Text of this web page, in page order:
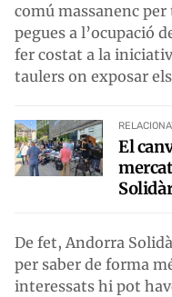
comú massanenc
pegues a l’ocupació
fer costat a la
taulers on exposar
El
De fet, Andorra
per saber de forma
interessats hi pot